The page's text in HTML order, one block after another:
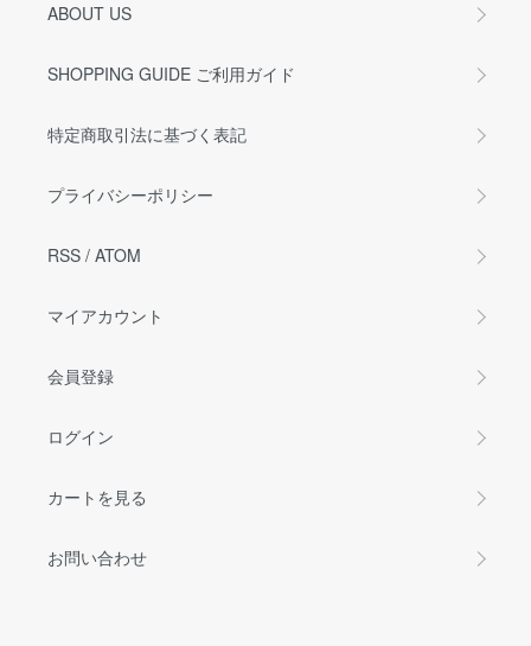
ABOUT US
SHOPPING GUIDE ご利用ガイド
特定商取引法に基づく表記
プライバシーポリシー
RSS / ATOM
マイアカウント
会員登録
ログイン
カートを見る
お問い合わせ